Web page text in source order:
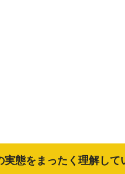
実態をまったく理解して